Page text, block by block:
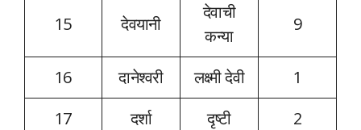
15 देवयानी
देवाची
कन्या
9
16 दानेश्वरी लक्ष्मी देवी
1
17
दर्शा दृष्टी
2